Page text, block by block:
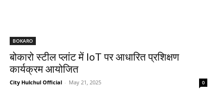
BOKARO
बोकारो स्टील प्लांट में IoT पर आधारित प्रशिक्षण
कार्यक्रम आयोजित
City Hulchul Official - May 21, 2025 0